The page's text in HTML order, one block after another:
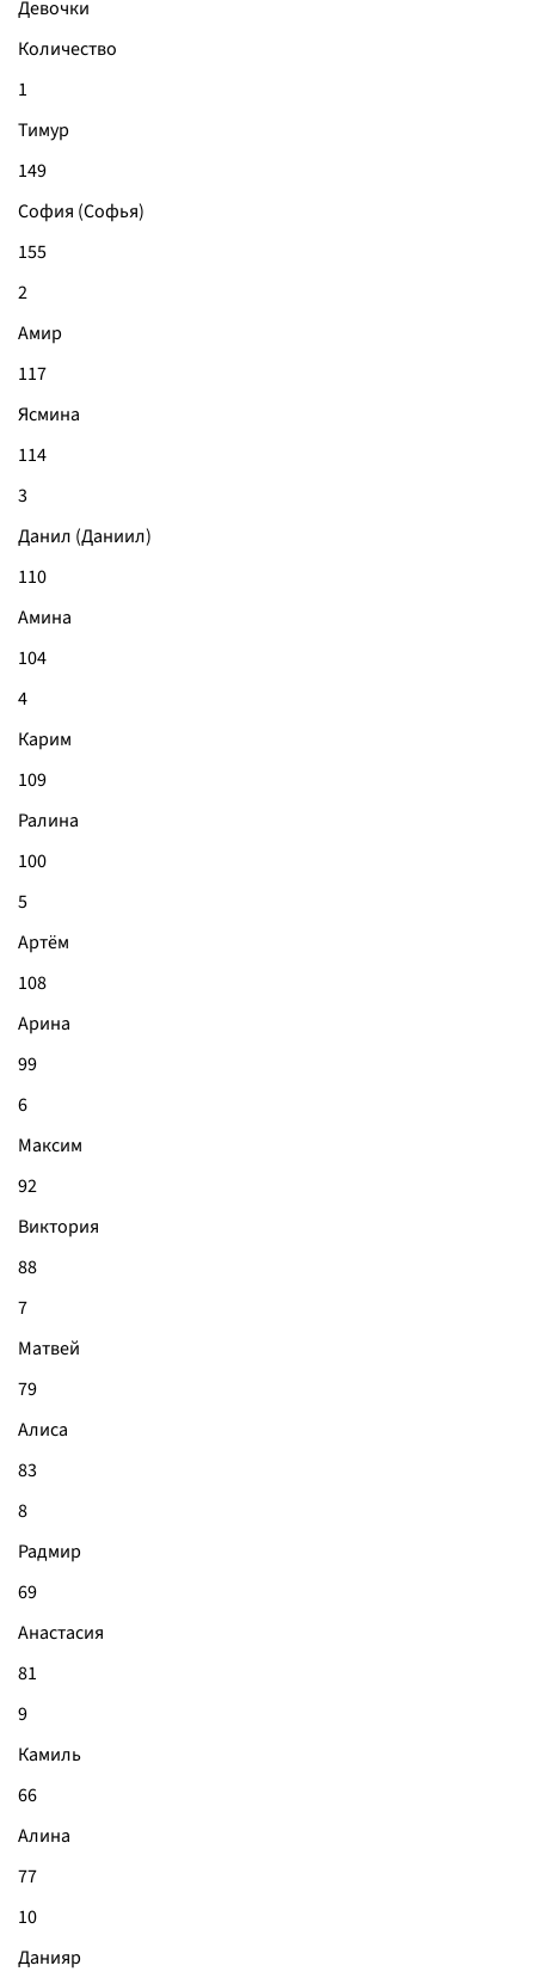
Девочки
Количество
1
Тимур
149
София (Софья)
155
2
Амир
117
Ясмина
114
3
Данил (Даниил)
110
Амина
104
4
Карим
109
Ралина
100
5
Артём
108
Арина
99
6
Максим
92
Виктория
88
7
Матвей
79
Алиса
83
8
Радмир
69
Анастасия
81
9
Камиль
66
Алина
77
10
Данияр